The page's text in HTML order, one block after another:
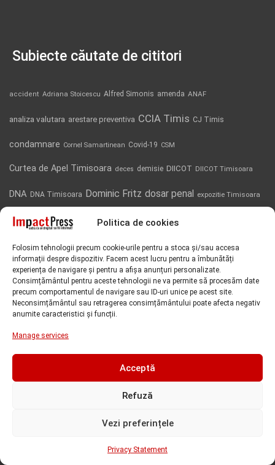
Politica de cookies
Folosim tehnologii precum cookie-urile pentru a stoca și/sau accesa
informații despre dispozitiv. Facem acest lucru pentru a îmbunătăți
experiența de navigare și pentru a afișa anunțuri personalizate.
Consimțământul pentru aceste tehnologii ne va permite să procesăm date
precum comportamentul de navigare sau ID-uri unice pe acest site.
Neconsimțământul sau retragerea consimțământului poate afecta negativ
anumite caracteristici și funcții.
Manage services
Acceptă
Refuză
Vezi preferințele
Privacy Statement
Subiecte căutate de cititori
accident Adriana Stoicescu Alfred Simonis amenda ANAF
analiza valutara arestare preventiva CCIA Timis CJ Timis
condamnare Cornel Samartinean Covid-19 CSM
Curtea de Apel Timisoara deces demisie DIICOT DIICOT Timisoara
DNA DNA Timisoara Dominic Fritz dosar penal expozitie Timisoara
flagrant Gruparea de Jandarmi Mobila Timisoara
Impactpress intrerupere furnizare apa IPJ Timis
ISU Timis Iulius Town Iulius Town Timisoara luare de mita
lucrari Aquatim Nicolae Robu perchezitii Politia Locala Timisoara
Primaria Timisoara
Timisoara Tribunalul Timis Universitatea de Vest din Timisoara
Universitatea Politehnica Timisoara
Comentarii recente
pretentiile de 50 milioane de euro ale fiului lui Cornel Urcan,